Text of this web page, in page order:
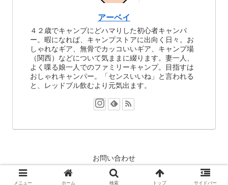
アーベイ
４２歳でキャンプにどハマりした初心者キャンパ
ー。暇になれば、キャンプストアに出向く日々。お
しゃれなギア、無骨でカッコいいギア、キャンプ場
（関西）などについて気ままに綴ります。妻一人、
よく喋る娘一人でのファミリーキャンプ。目指すは
おしゃれキャンパー。「センスいいね」と言われる
と、レッドブル飲むより元気出ます。
お問い合わせ
© 2020 アーベイキャンプ.
メニュー ホーム 検索 トップ サイドバー